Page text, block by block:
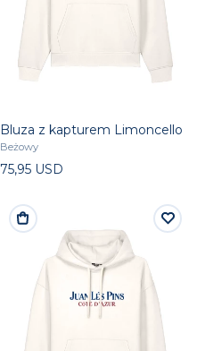
Bluza z kapturem Limoncello
Beżowy
75,95 USD